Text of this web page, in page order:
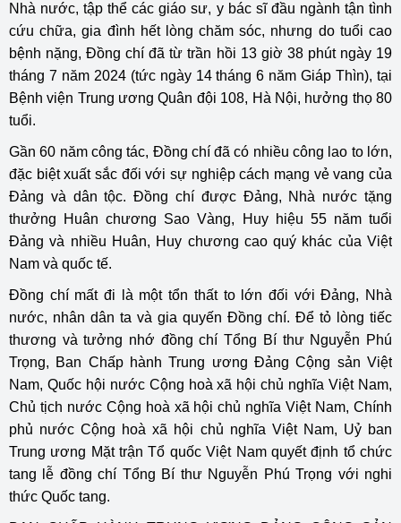
Nhà nước, tập thể các giáo sư, y bác sĩ đầu ngành tận tình
cứu chữa, gia đình hết lòng chăm sóc, nhưng do tuổi cao
bệnh nặng, Đồng chí đã từ trần hồi 13 giờ 38 phút ngày 19
tháng 7 năm 2024 (tức ngày 14 tháng 6 năm Giáp Thìn), tại
Bệnh viện Trung ương Quân đội 108, Hà Nội, hưởng thọ 80
tuổi.
Gần 60 năm công tác, Đồng chí đã có nhiều công lao to lớn,
đặc biệt xuất sắc đối với sự nghiệp cách mạng vẻ vang của
Đảng và dân tộc. Đồng chí được Đảng, Nhà nước tặng
thưởng Huân chương Sao Vàng, Huy hiệu 55 năm tuổi
Đảng và nhiều Huân, Huy chương cao quý khác của Việt
Nam và quốc tế.
Đồng chí mất đi là một tổn thất to lớn đối với Đảng, Nhà
nước, nhân dân ta và gia quyến Đồng chí. Để tỏ lòng tiếc
thương và tưởng nhớ đồng chí Tổng Bí thư Nguyễn Phú
Trọng, Ban Chấp hành Trung ương Đảng Cộng sản Việt
Nam, Quốc hội nước Cộng hoà xã hội chủ nghĩa Việt Nam,
Chủ tịch nước Cộng hoà xã hội chủ nghĩa Việt Nam, Chính
phủ nước Cộng hoà xã hội chủ nghĩa Việt Nam, Uỷ ban
Trung ương Mặt trận Tổ quốc Việt Nam quyết định tổ chức
tang lễ đồng chí Tổng Bí thư Nguyễn Phú Trọng với nghi
thức Quốc tang.